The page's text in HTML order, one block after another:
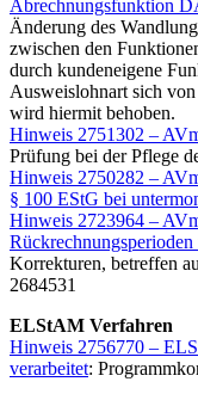
Abrechnungsfunktion
Änderung des
zwischen den
durch kundeneigene
Ausweislohnart sich
wird hiermit behoben.
Hinweis 2751302 –
Prüfung bei der Pflege
Hinweis 2750282 –
§ 100 EStG bei
Hinweis 2723964 –
Korrekturen, betreffen
2684531
ELStAM Verfahren
Hinweis 2756770 –
verarbeitet: